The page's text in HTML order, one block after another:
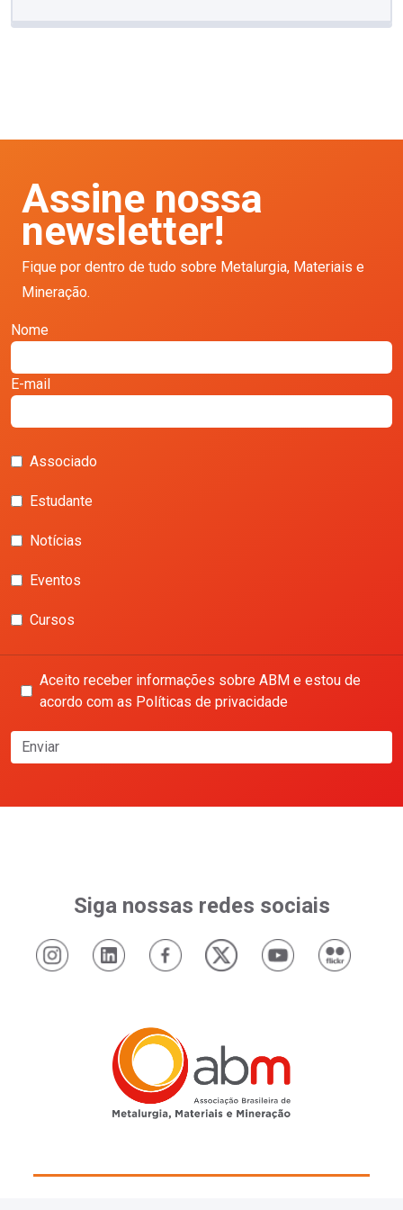
Assine nossa
newsletter!
Fique por dentro de tudo sobre Metalurgia, Materiais e
Mineração.
Nome
E-mail
Associado
Estudante
Notícias
Eventos
Cursos
Aceito receber informações sobre ABM e estou de
acordo com as Políticas de privacidade
Enviar
Siga nossas redes sociais